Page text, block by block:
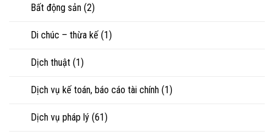
chấp
Bất động sản (2)
Di chúc – thừa kế (1)
Dịch thuật (1)
Dịch vụ kế toán, báo cáo tài chính (1)
Dịch vụ pháp lý (61)